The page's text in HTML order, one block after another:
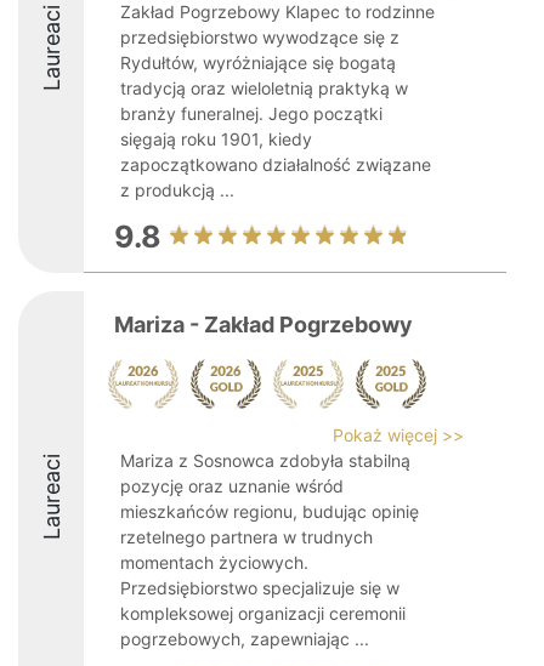
Laureaci
Zakład Pogrzebowy Klapec to rodzinne
przedsiębiorstwo wywodzące się z
Rydułtów, wyróżniające się bogatą
tradycją oraz wieloletnią praktyką w
branży funeralnej. Jego początki
sięgają roku 1901, kiedy
zapoczątkowano działalność związane
z produkcją ...
9.8
Laureaci
Mariza - Zakład Pogrzebowy
Pokaż więcej >>
Mariza z Sosnowca zdobyła stabilną
pozycję oraz uznanie wśród
mieszkańców regionu, budując opinię
rzetelnego partnera w trudnych
momentach życiowych.
Przedsiębiorstwo specjalizuje się w
kompleksowej organizacji ceremonii
pogrzebowych, zapewniając ...